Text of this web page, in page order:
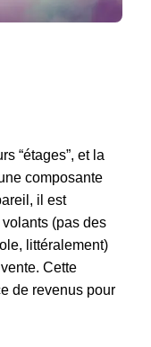
“étages”, et la
composante
il est
(pas des
littéralement)
Cette
de revenus pour